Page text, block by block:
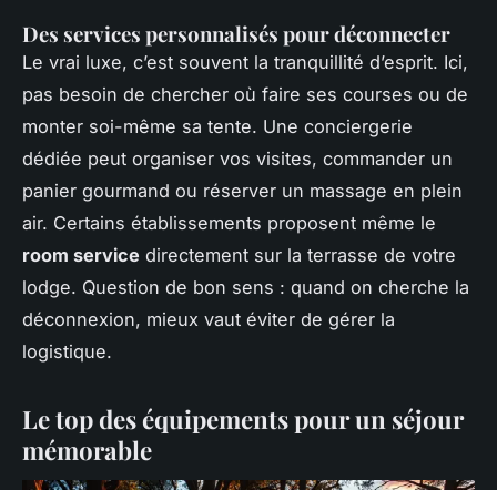
Des services personnalisés pour déconnecter
Le vrai luxe, c’est souvent la tranquillité d’esprit. Ici,
pas besoin de chercher où faire ses courses ou de
monter soi-même sa tente. Une conciergerie
dédiée peut organiser vos visites, commander un
panier gourmand ou réserver un massage en plein
air. Certains établissements proposent même le
room service directement sur la terrasse de votre
lodge. Question de bon sens : quand on cherche la
déconnexion, mieux vaut éviter de gérer la
logistique.
Le top des équipements pour un séjour
mémorable